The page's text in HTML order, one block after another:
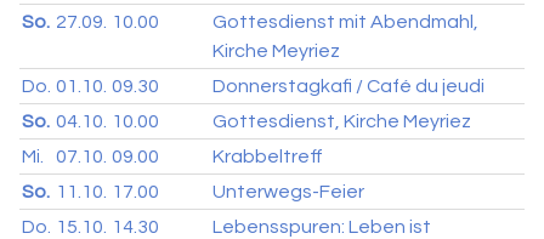
So. 27.09. 10.00
Gottesdienst mit Abendmahl,
Kirche Meyriez
Do. 01.10. 09.30
Donnerstagkafi / Café du jeudi
So. 04.10. 10.00
Gottesdienst, Kirche Meyriez
Mi.
07.10. 09.00
Krabbeltreff
So. 11.10. 17.00
Unterwegs-Feier
Do.
15.10. 14.30
Lebensspuren: Leben ist